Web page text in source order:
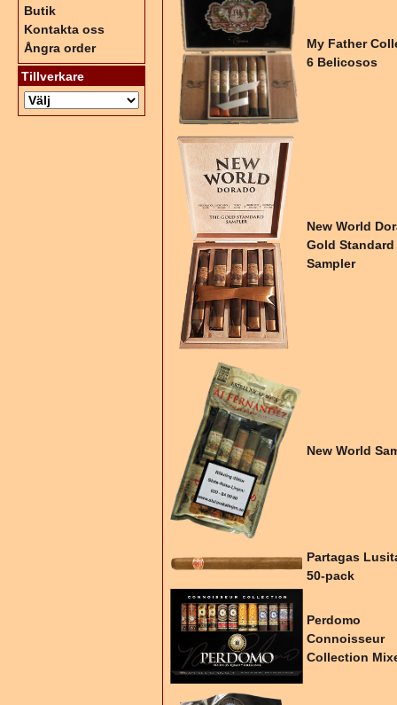
My Father
6 Belicosos
New World
Gold Standard
Sampler
New World
Partagas
50-pack
Perdomo
Connoisseur
Collection
Butik
Kontakta oss
Ångra order
Tillverkare